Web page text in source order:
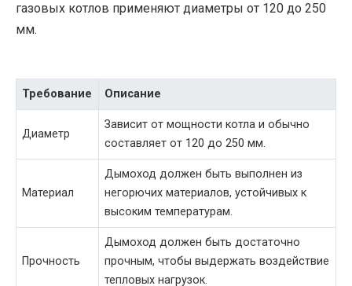
газовых котлов применяют диаметры от 120 до 250
мм.
Требование Описание
Диаметр
Зависит от мощности котла и обычно
составляет от 120 до 250 мм.
Материал
Дымоход должен быть выполнен из
негорючих материалов, устойчивых к
высоким температурам.
Прочность
Дымоход должен быть достаточно
прочным, чтобы выдержать воздействие
тепловых нагрузок.